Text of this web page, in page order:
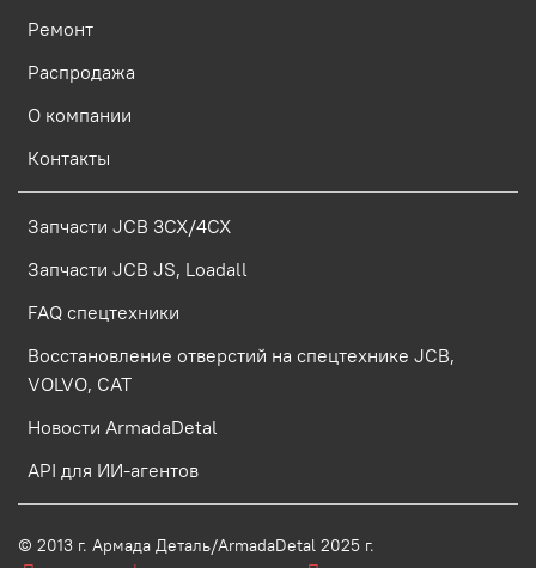
Ремонт
Распродажа
О компании
Контакты
Запчасти JCB 3CX/4CX
Запчасти JCB JS, Loadall
FAQ спецтехники
Восстановление отверстий на спецтехнике JCB,
VOLVO, CAT
Новости ArmadaDetal
API для ИИ-агентов
© 2013 г. Армада Деталь/ArmadaDetal 2025 г.